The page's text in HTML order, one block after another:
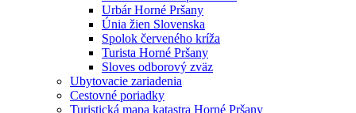
Urbár Horné Pršany
Únia žien Slovenska
Spolok červeného kríža
Turista Horné Pršany
Sloves odborový zväz
Ubytovacie zariadenia
Cestovné poriadky
Turistická mapa katastra Horné Pršany